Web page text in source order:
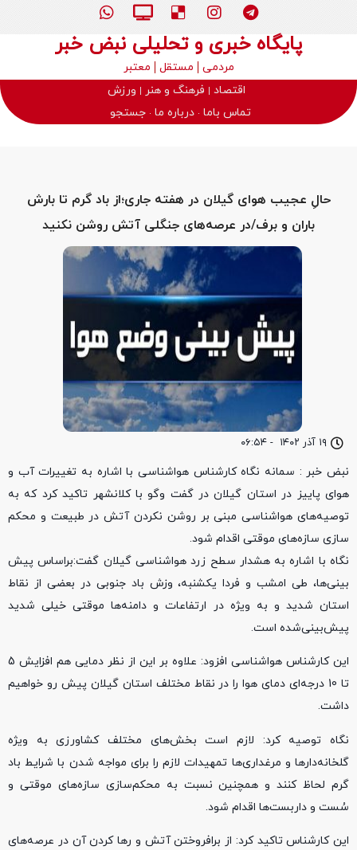
پایگاه خبری و تحلیلی نبض خبر
مردمی مستقل
معتبر
اقتصاد
فرهنگ و هنر
ورزش
تماس باما درباره ما جستجو
۱۹ آذر ۱۴۰۲ - ۰۶:۵۴
حالِ عجیب هوای گیلان در هفته جاری؛از باد گرم تا بارش
باران و برف/در عرصه‌های جنگلی آتش روشن نکنید
نبض خبر : سمانه نگاه کارشناس هواشناسی با اشاره به تغییرات آب و
هوای پاییز در استان گیلان در گفت وگو با کلانشهر تاکید کرد که به
توصیه‌های هواشناسی مبنی بر روشن نکردن آتش در طبیعت و محکم
سازی سازه‌های موقتی اقدام شود.
نگاه با اشاره به هشدار سطح زرد هواشناسی گیلان گفت:براساس پیش
بینی‌ها، طی امشب و فردا یکشنبه، وزش باد جنوبی در بعضی از نقاط
استان شدید و به ویژه در ارتفاعات و دامنه‌‌ها موقتی خیلی شدید
پیش‌بینی‌شده است.
این کارشناس هواشناسی افزود: علاوه بر این از نظر دمایی هم افزایش 5
تا 10 درجه‌ای دمای هوا را در نقاط مختلف استان گیلان پیش رو خواهیم
داشت.
نگاه توصیه کرد: لازم است بخش‌های مختلف کشاورزی به ویژه
گلخانه‌دارها و مرغداری‌ها تمهیدات لازم را برای مواجه شدن با شرایط باد
گرم لحاظ کنند و همچنین نسبت به محکم‌سازی سازه‌های موقتی و
سُست و داربست‌ها اقدام شود.
این کارشناس تاکید کرد: از برافروختن آتش و رها کردن آن در عرصه‌های